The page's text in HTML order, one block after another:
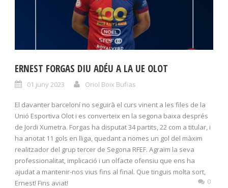
ERNEST FORGAS DIU ADÉU A LA UE OLOT
01 juny 2023 Oriol Boix Bufias
El davanter barceloní no seguirà el curs vinent a les files de la
Unió Esportiva Olot i es converteix en la segona baixa després
de Jordi Xumetra. Forgas ha disputat 34 partits, 22 com a titular, i
ha anotat 11 gols en lliga, quedant a nomes un gol del màxim
realitzador del grup tercer de Segona RFEF. Agraïm la seva
professionalitat, implicació i un olfacte ofensiu que ens ha
ajudat a mantenir-nos vius fins al final. Que tinguis molta sort,
Ernest! Fins aviat!
0